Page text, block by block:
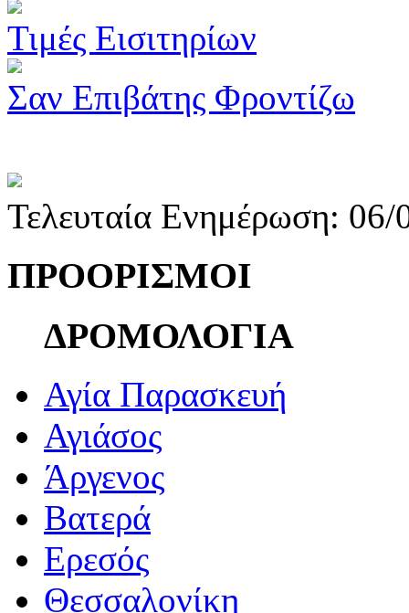
Τιμές Εισιτηρίων
Σαν Επιβάτης Φροντίζω
Τελευταία Ενημέρωση:
ΠΡΟΟΡΙΣΜΟΙ
ΔΡΟΜΟΛΟΓΙΑ
Αγία Παρασκευή
Αγιάσος
Άργενος
Βατερά
Ερεσός
Θεσσαλονίκη